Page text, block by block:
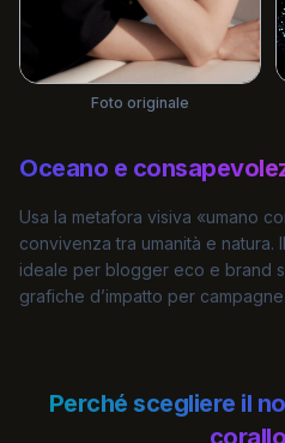
Foto originale
Oceano e
Usa la metafora visiva «umano
convivenza tra umanità e natura.
ideale per blogger eco e brand
grafiche d’impatto per
Perché scegliere il